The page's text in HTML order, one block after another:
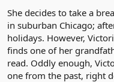
She decides to take a
in suburban Chicago;
holidays. However,
finds one of her
read. Oddly enough,
one from the past, right